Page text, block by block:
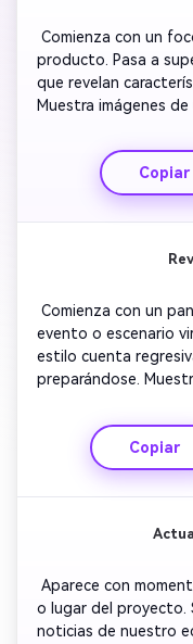
Comienza con un
producto. Pasa a
que revelan
Muestra imágenes
estadísticas o
sonrisas del equipo y
con un llamado a la
Copiar
Comienza con un
evento o escenario
estilo cuenta
preparándose.
vivo. Incluye la fecha
llamativos. Termina
Copiar
Aparece con
o lugar del proyecto.
noticias de nuestro